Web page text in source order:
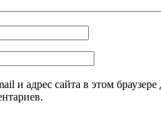
и адрес сайта в этом браузере